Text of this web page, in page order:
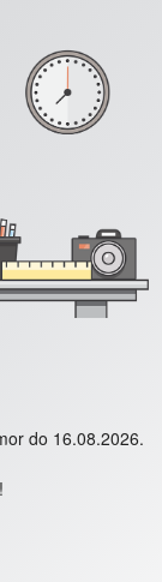
do 16.08.2026.